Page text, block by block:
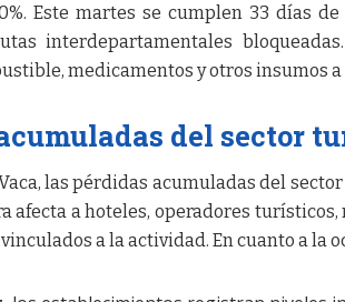
Este martes se cumplen 33 días
interdepartamentales
medicamentos y otros insumos
del sector
las pérdidas acumuladas del
afecta a hoteles, operadores
a la actividad. En cuanto a la